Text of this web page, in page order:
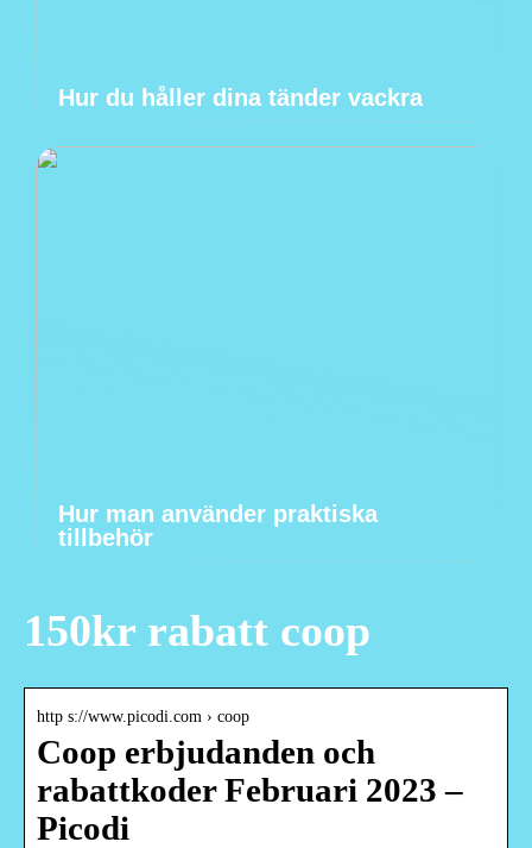
Hur du håller dina tänder vackra
Hur man använder praktiska
tillbehör
150kr rabatt coop
http s://www.picodi.com › coop
Coop erbjudanden och
rabattkoder Februari 2023 –
Picodi